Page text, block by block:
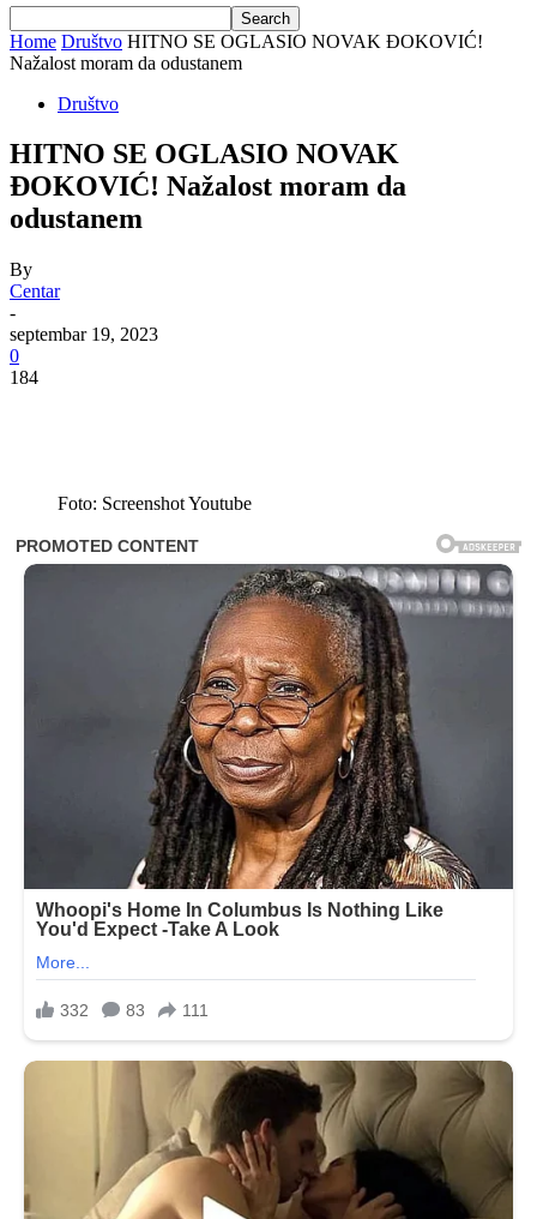
Home Društvo HITNO SE OGLASIO NOVAK ĐOKOVIĆ!
Nažalost moram da odustanem
Društvo
HITNO SE OGLASIO NOVAK
ĐOKOVIĆ! Nažalost moram da
odustanem
By
Centar
-
septembar 19, 2023
0
184
Foto: Screenshot Youtube